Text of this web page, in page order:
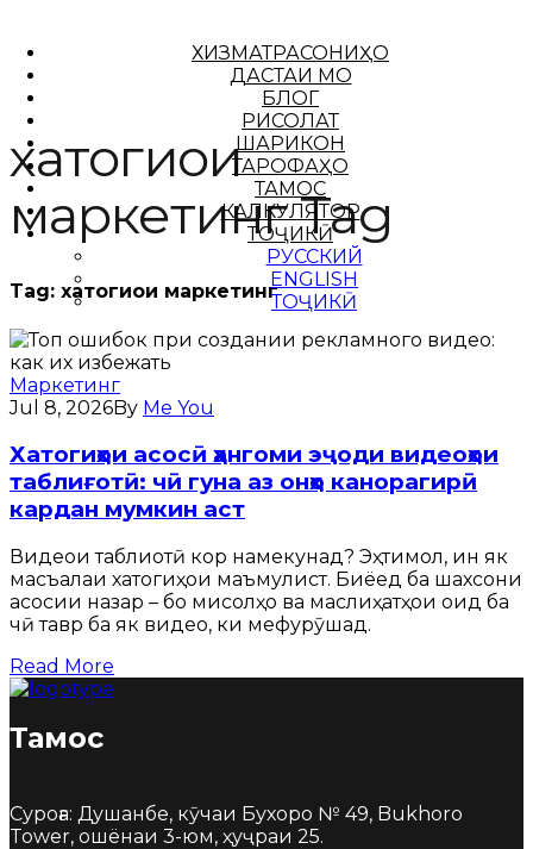
ХИЗМАТРАСОНИҲО
ДАСТАИ МО
БЛОГ
РИСОЛАТ
ШАРИКОН
ТАРОФАҲО
ТАМОС
КАЛКУЛЯТОР
ТОҶИКӢ
РУССКИЙ
ENGLISH
ТОҶИКӢ
хатогиҳои
маркетинг Tag
Tag: хатогиҳои маркетинг
Маркетинг
Jul 8, 2026By Me You
Хатогиҳои асосӣ ҳангоми эҷоди видеоҳои
таблиғотӣ: чӣ гуна аз онҳо канорагирӣ
кардан мумкин аст
Видеои таблиғотӣ кор намекунад? Эҳтимол, ин як
масъалаи хатогиҳои маъмулист. Биёед ба шахсони
асосии назар – бо мисолҳо ва маслиҳатҳои оид ба
чӣ тавр ба як видео, ки мефурӯшад.
Read More
Тамос
Суроға: Душанбе, кӯчаи Бухоро № 49, Bukhoro
Tower, ошёнаи 3-юм, ҳуҷраи 25.